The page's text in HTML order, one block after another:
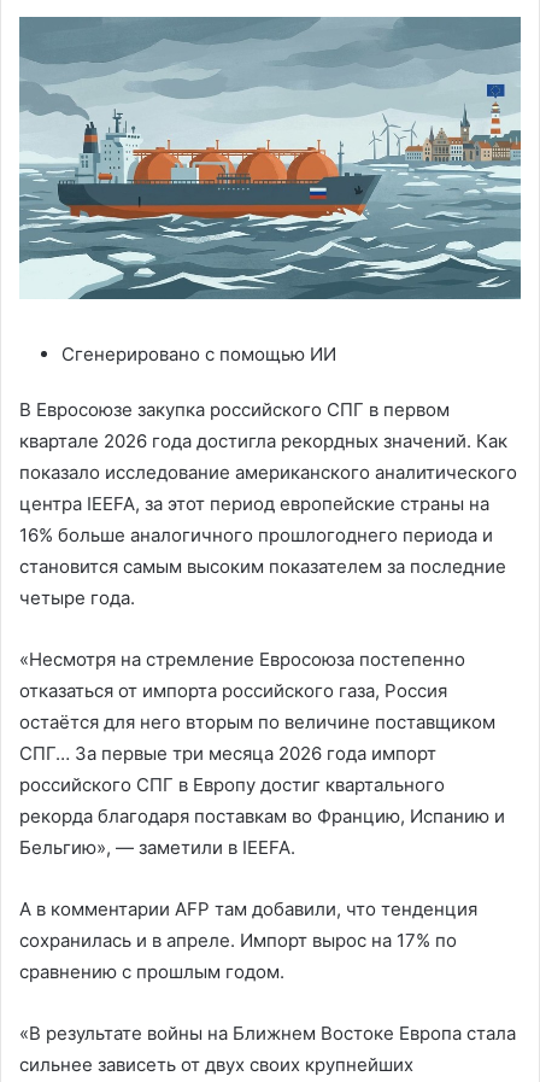
Сгенерировано с помощью ИИ
В Евросоюзе закупка российского СПГ в первом
квартале 2026 года достигла рекордных значений. Как
показало исследование американского аналитического
центра IEEFA, за этот период европейские страны на
16% больше аналогичного прошлогоднего периода и
становится самым высоким показателем за последние
четыре года.
«Несмотря на стремление Евросоюза постепенно
отказаться от импорта российского газа, Россия
остаётся для него вторым по величине поставщиком
СПГ… За первые три месяца 2026 года импорт
российского СПГ в Европу достиг квартального
рекорда благодаря поставкам во Францию, Испанию и
Бельгию», — заметили в IEEFA.
А в комментарии AFP там добавили, что тенденция
сохранилась и в апреле. Импорт вырос на 17% по
сравнению с прошлым годом.
«В результате войны на Ближнем Востоке Европа стала
сильнее зависеть от двух своих крупнейших